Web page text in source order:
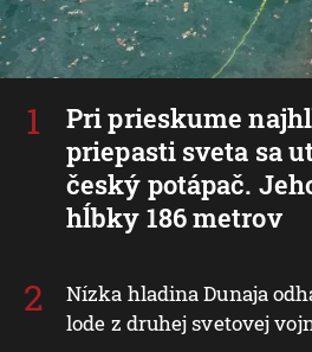
Pri prieskume
priepasti sveta sa
český potápač.
hĺbky 186 metrov
Nízka hladina Dunaja
lode z druhej svetovej